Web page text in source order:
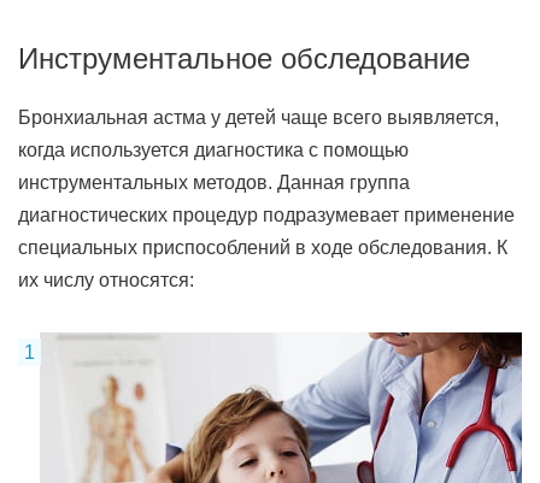
Инструментальное обследование
Бронхиальная астма у детей чаще всего выявляется,
когда используется диагностика с помощью
инструментальных методов. Данная группа
диагностических процедур подразумевает применение
специальных приспособлений в ходе обследования. К
их числу относятся: